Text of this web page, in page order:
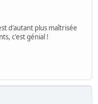
d'autant plus maîtrisée
c'est génial !